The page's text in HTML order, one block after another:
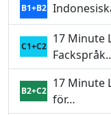
B1+B2
C1+C2
17 Minute
B2+C2
17 Minute
för…